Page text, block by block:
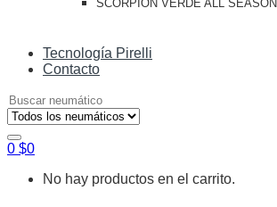
SCORPION VERDE ALL SEASON
Tecnología Pirelli
Contacto
Search
for:
0 $0
No hay productos en el carrito.